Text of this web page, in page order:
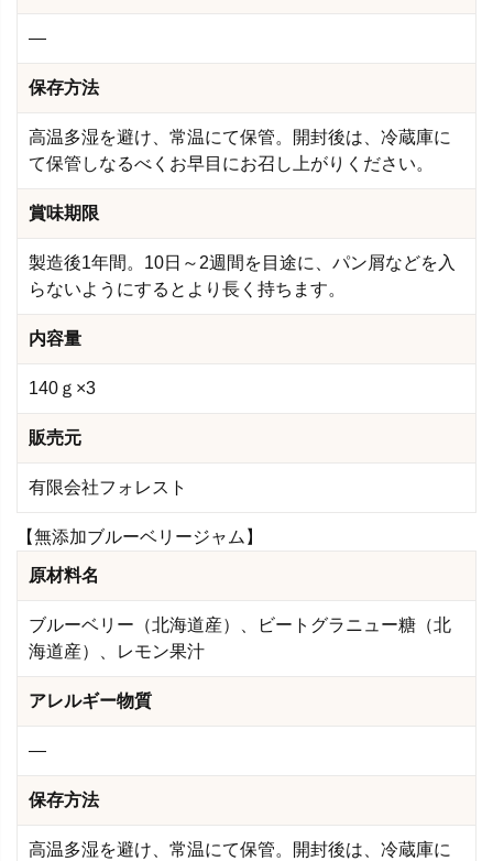
―
保存方法
高温多湿を避け、常温にて保管。開封後は、冷蔵庫に
て保管しなるべくお早目にお召し上がりください。
賞味期限
製造後1年間。10日～2週間を目途に、パン屑などを入
らないようにするとより長く持ちます。
内容量
140ｇ×3
販売元
有限会社フォレスト
【無添加ブルーベリージャム】
原材料名
ブルーベリー（北海道産）、ビートグラニュー糖（北
海道産）、レモン果汁
アレルギー物質
―
保存方法
高温多湿を避け、常温にて保管。開封後は、冷蔵庫に